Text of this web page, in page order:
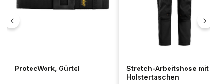
ProtecWork, Gürtel
Stretch-Arbeitshose mit
Holstertaschen